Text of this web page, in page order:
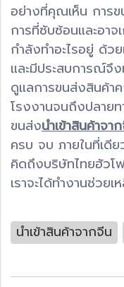
อย่างที่คุณเห็น การข
การที่ซับซ้อนและอา
กำลังทำอะไรอยู่ ด้ว
และมีประสบการณ์จึ
ดูแลการขนส่งสินค้
โรงงานจนถึงปลาย
ขนส่งนำเข้าสินค้าจา
ครบ จบ ภายในที่เดี
คิดถึงบริษัทไทยฮัวโ
เราจะได้ทำงานช่ว
นำเข้าสินค้าจากจีน